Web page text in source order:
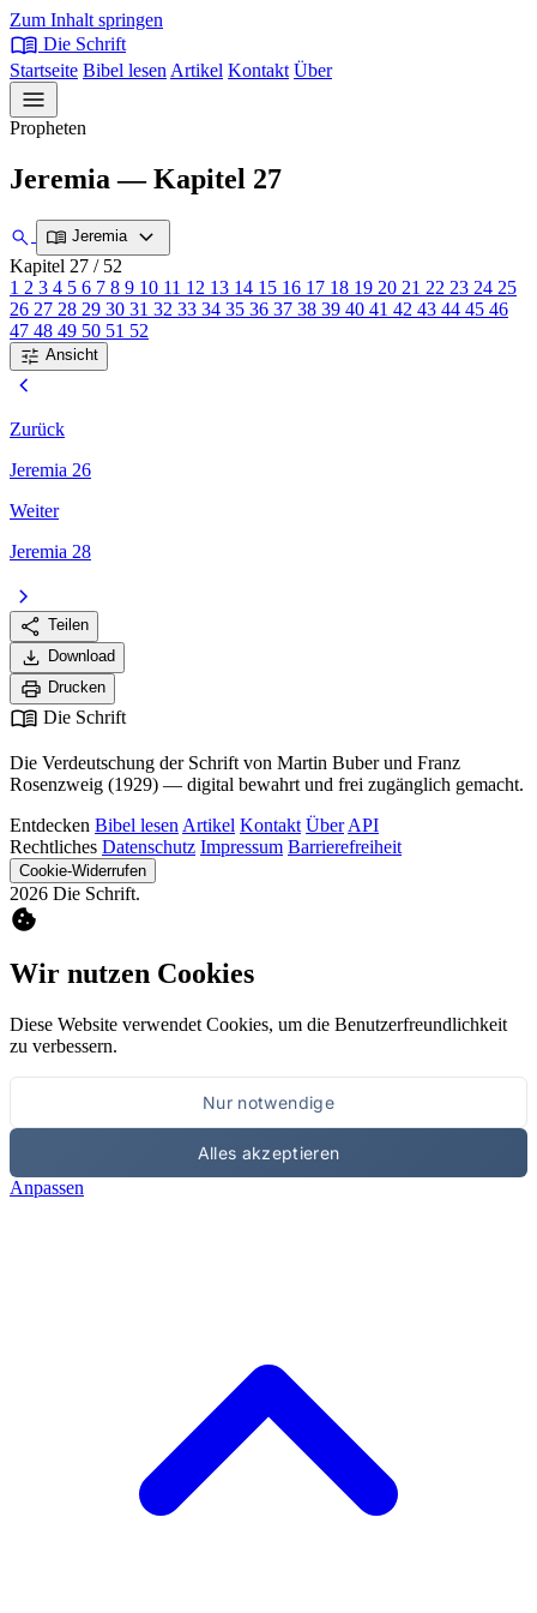
Zum Inhalt springen
menu_book Die Schrift
Startseite Bibel lesen Artikel Kontakt Über
menu
Propheten
Jeremia — Kapitel 27
search menu_book Jeremia expand_more
Kapitel 27 / 52
1 2 3 4 5 6 7 8 9 10 11 12 13 14 15 16 17 18 19 20 21 22 23 24 25
26 27 28 29 30 31 32 33 34 35 36 37 38 39 40 41 42 43 44 45 46
47 48 49 50 51 52
tune Ansicht
chevron_left
Zurück
Jeremia 26
Weiter
Jeremia 28
chevron_right
share Teilen
download Download
print Drucken
menu_book Die Schrift
Die Verdeutschung der Schrift von Martin Buber und Franz
Rosenzweig (1929) — digital bewahrt und frei zugänglich gemacht.
Entdecken Bibel lesen Artikel Kontakt Über API
Rechtliches Datenschutz Impressum Barrierefreiheit
Cookie-Widerrufen
2026 Die Schrift.
cookie
Wir nutzen Cookies
Diese Website verwendet Cookies, um die Benutzerfreundlichkeit
zu verbessern.
Nur notwendige
Alles akzeptieren
Anpassen